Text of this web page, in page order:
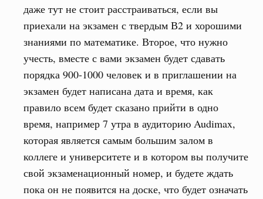
даже тут не стоит расстраиваться, если вы
приехали на экзамен с твердым В2 и хорошими
знаниями по математике. Второе, что нужно
учесть, вместе с вами экзамен будет сдавать
порядка 900-1000 человек и в приглашении на
экзамен будет написана дата и время, как
правило всем будет сказано прийти в одно
время, например 7 утра в аудиторию Audimax,
которая является самым большим залом в
коллеге и университете и в котором вы получите
свой экзаменационный номер, и будете ждать
пока он не появится на доске, что будет означать